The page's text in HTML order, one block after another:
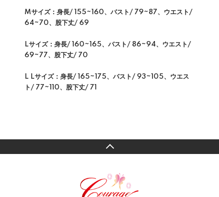
Mサイズ：身長/ 155~160、バスト/ 79~87、ウエスト/
64~70、股下丈/ 69
Lサイズ：身長/ 160~165、バスト/ 86~94、ウエスト/
69~77、股下丈/ 70
L Lサイズ：身長/ 165~175、バスト/ 93~105、ウエス
ト/ 77~110、股下丈/ 71